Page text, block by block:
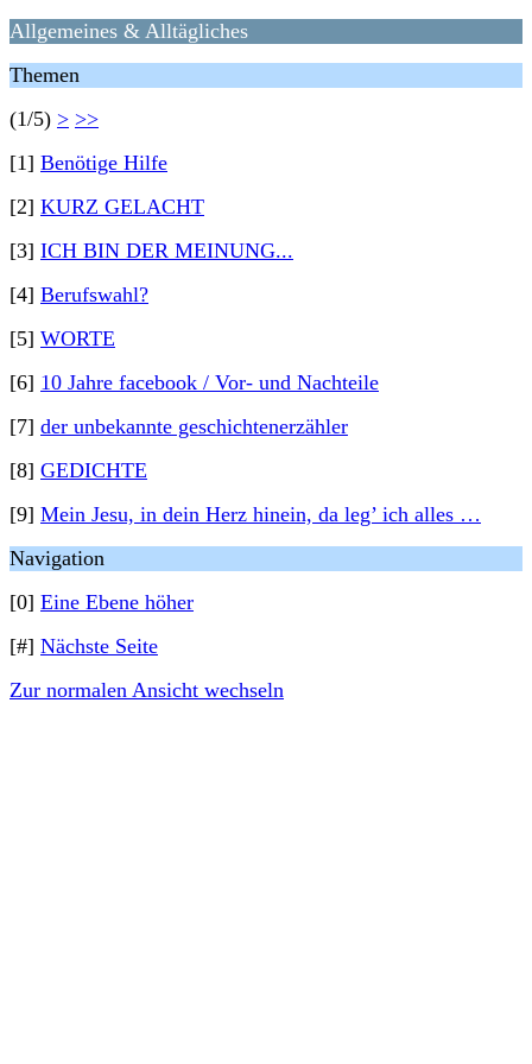
Allgemeines & Alltägliches
Themen
(1/5) > >>
[1] Benötige Hilfe
[2] KURZ GELACHT
[3] ICH BIN DER MEINUNG...
[4] Berufswahl?
[5] WORTE
[6] 10 Jahre facebook / Vor- und Nachteile
[7] der unbekannte geschichtenerzähler
[8] GEDICHTE
[9] Mein Jesu, in dein Herz hinein, da leg’ ich alles …
Navigation
[0] Eine Ebene höher
[#] Nächste Seite
Zur normalen Ansicht wechseln